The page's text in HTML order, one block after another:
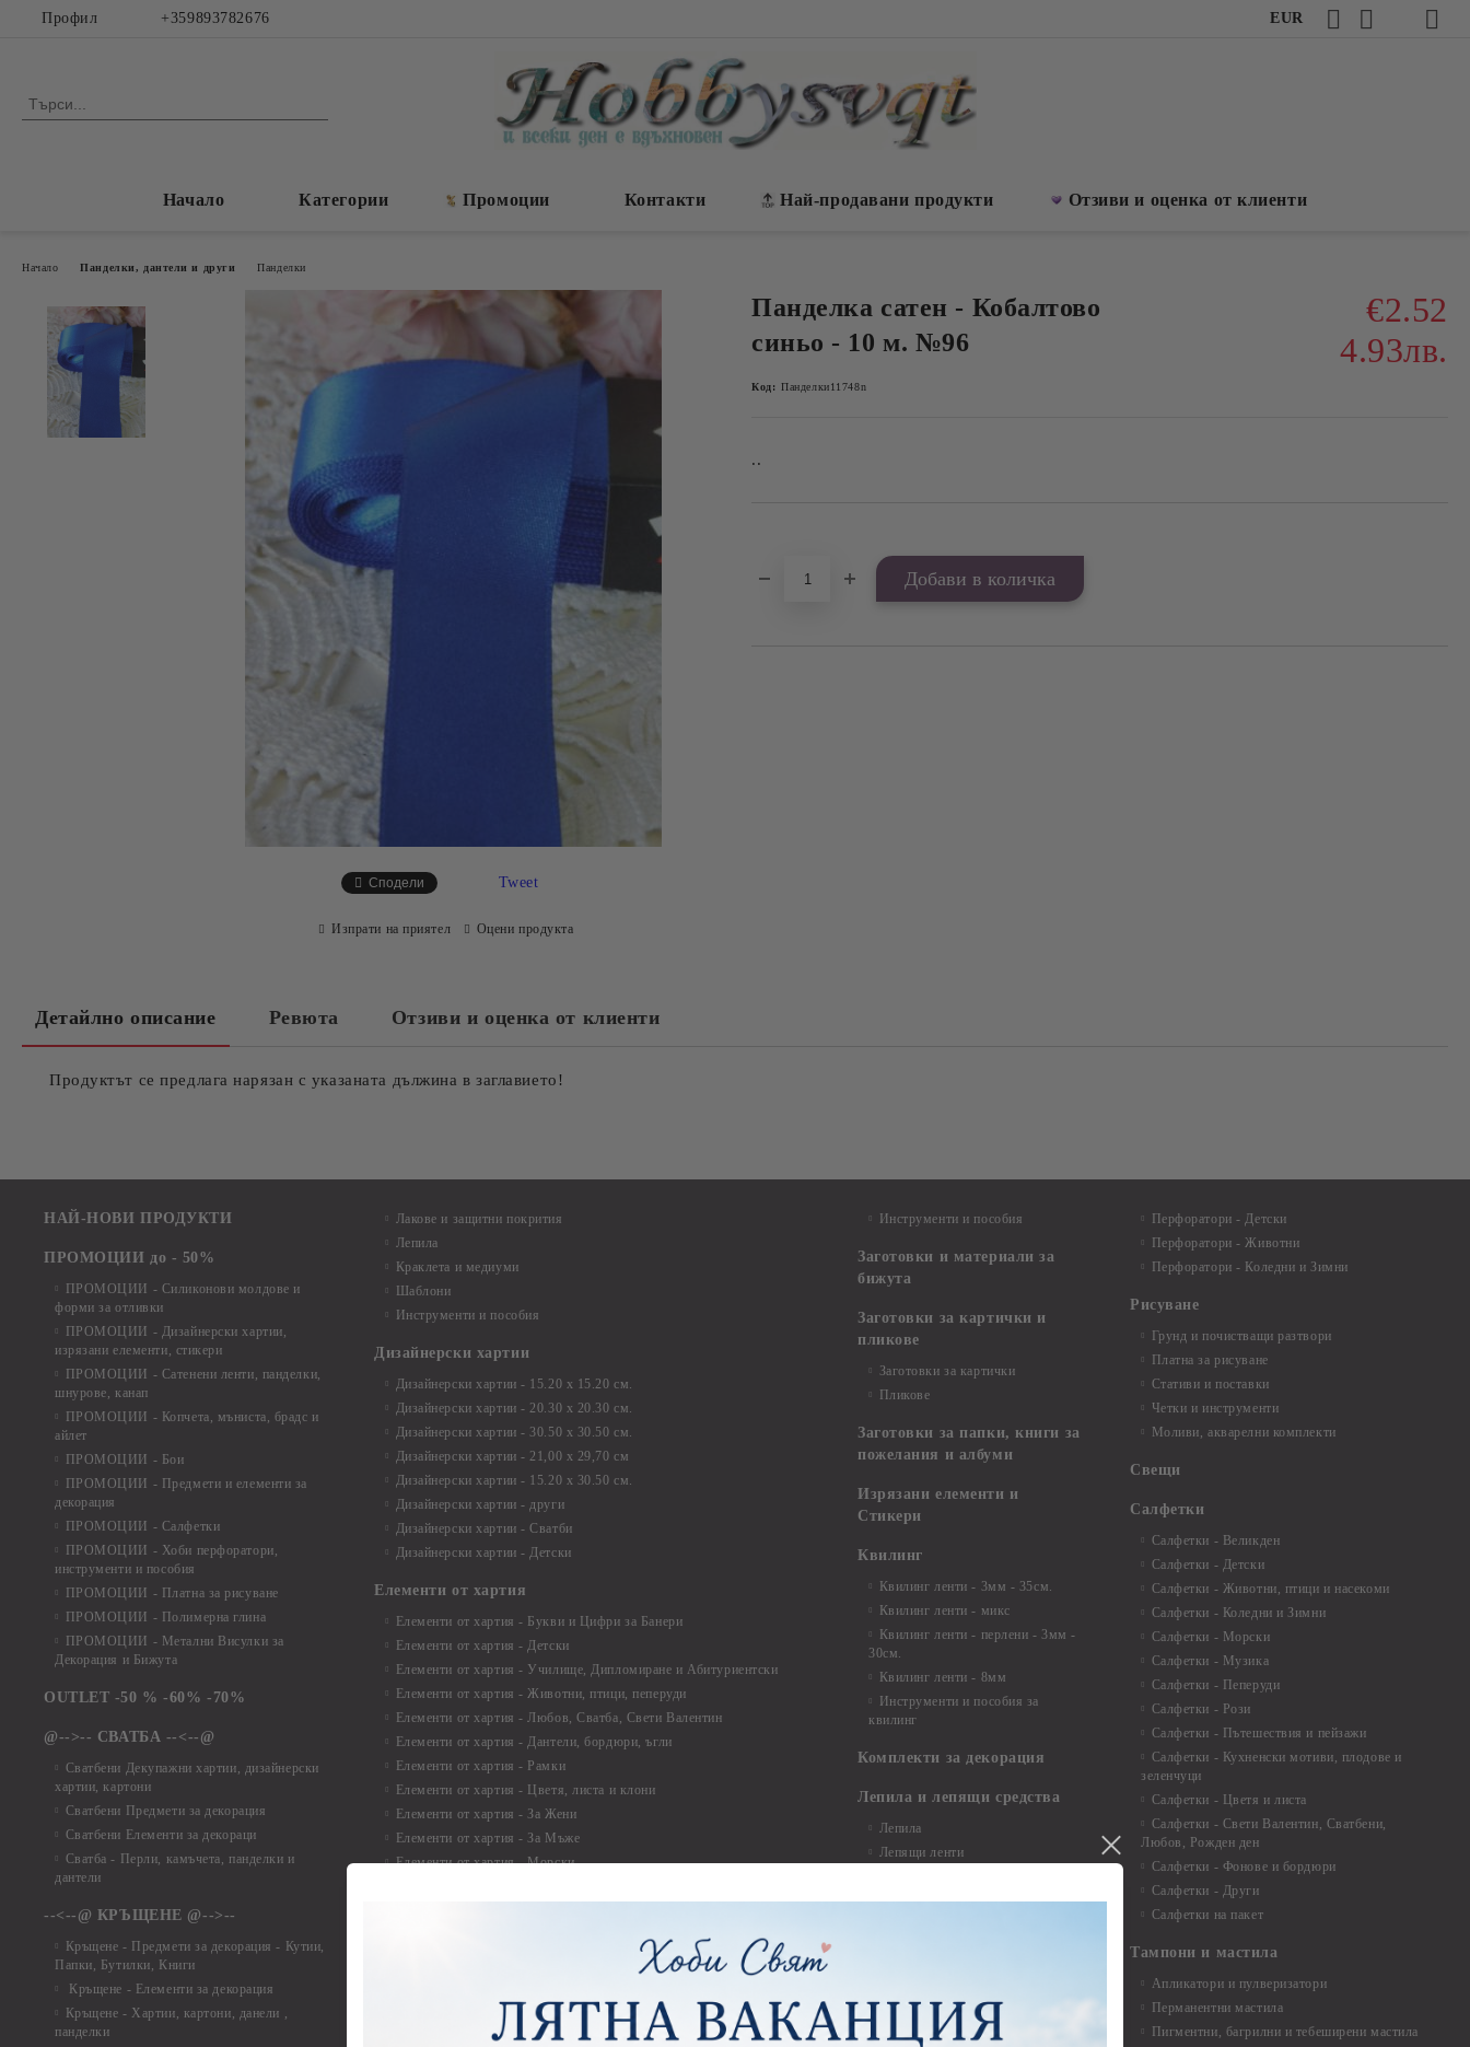
Профил +359893782676 EUR
Начало Категории Промоции Контакти Най-продавани продукти Отзиви и оценка от клиенти
Начало Панделки, дантели и други Панделки
Панделка сатен - Кобалтово
синьо - 10 м. №96
€2.52
4.93лв.
Код: Панделки11748n
..
Сподели Tweet
Изпрати на приятел Оцени продукта
Детайлно описание Ревюта Отзиви и оценка от клиенти
Продуктът се предлага нарязан с указаната дължина в заглавието!
НАЙ-НОВИ ПРОДУКТИ
ПРОМОЦИИ до - 50%
ПРОМОЦИИ - Силиконови молдове и
форми за отливки
ПРОМОЦИИ - Дизайнерски хартии,
изрязани елементи, стикери
ПРОМОЦИИ - Сатенени ленти, панделки,
шнурове, канап
ПРОМОЦИИ - Копчета, мъниста, брадс и
айлет
ПРОМОЦИИ - Бои
ПРОМОЦИИ - Предмети и елементи за
декорация
ПРОМОЦИИ - Салфетки
ПРОМОЦИИ - Хоби перфоратори,
инструменти и пособия
ПРОМОЦИИ - Платна за рисуване
ПРОМОЦИИ - Полимерна глина
ПРОМОЦИИ - Метални Висулки за
Декорация и Бижута
OUTLET -50 % -60% -70%
@-->-- СВАТБА --<--@
Сватбени Декупажни хартии, дизайнерски
хартии, картони
Сватбени Предмети за декорация
Сватбени Елементи за декораци
Сватба - Перли, камъчета, панделки и
дантели
--<--@ КРЪЩЕНЕ @-->--
Кръщене - Предмети за декорация - Кутии,
Папки, Бутилки, Книги
Кръщене - Елементи за декорация
Кръщене - Хартии, картони, данели ,
панделки
Лакове и защитни покрития
Лепила
Краклета и медиуми
Шаблони
Инструменти и пособия
Дизайнерски хартии
Дизайнерски хартии - 15.20 х 15.20 см.
Дизайнерски хартии - 20.30 х 20.30 см.
Дизайнерски хартии - 30.50 х 30.50 см.
Дизайнерски хартии - 21,00 х 29,70 см
Дизайнерски хартии - 15.20 x 30.50 см.
Дизайнерски хартии - други
Дизайнерски хартии - Сватби
Дизайнерски хартии - Детски
Елементи от хартия
Елементи от хартия - Букви и Цифри за Банери
Елементи от хартия - Детски
Елементи от хартия - Училище, Дипломиране и Абитуриентски
Елементи от хартия - Животни, птици, пеперуди
Елементи от хартия - Любов, Сватба, Свети Валентин
Елементи от хартия - Дантели, бордюри, ъгли
Елементи от хартия - Рамки
Елементи от хартия - Цветя, листа и клони
Елементи от хартия - За Жени
Елементи от хартия - За Мъже
Елементи от хартия - Морски
Елементи от хартия - Многопластови елементи
Елементи от хартия - Готови композиции
Елементи от хартия - Микс елементи
Инструменти и пособия
Заготовки и материали за
бижута
Заготовки за картички и
пликове
Заготовки за картички
Пликове
Заготовки за папки, книги за
пожелания и албуми
Изрязани елементи и
Стикери
Квилинг
Квилинг ленти - 3мм - 35см.
Квилинг ленти - микс
Квилинг ленти - перлени - 3мм -
30см.
Квилинг ленти - 8мм
Инструменти и пособия за
квилинг
Комплекти за декорация
Лепила и лепящи средства
Лепила
Лепящи ленти
Перфоратори - Детски
Перфоратори - Животни
Перфоратори - Коледни и Зимни
Рисуване
Грунд и почистващи разтвори
Платна за рисуване
Стативи и поставки
Четки и инструменти
Моливи, акварелни комплекти
Свещи
Салфетки
Салфетки - Великден
Салфетки - Детски
Салфетки - Животни, птици и насекоми
Салфетки - Коледни и Зимни
Салфетки - Морски
Салфетки - Музика
Салфетки - Пеперуди
Салфетки - Рози
Салфетки - Пътешествия и пейзажи
Салфетки - Кухненски мотиви, плодове и
зеленчуци
Салфетки - Цветя и листа
Салфетки - Свети Валентин, Сватбени,
Любов, Рожден ден
Салфетки - Фонове и бордюри
Салфетки - Други
Салфетки на пакет
Тампони и мастила
Апликатори и пулверизатори
Перманентни мастила
Пигментни, багрилни и тебеширени мастила